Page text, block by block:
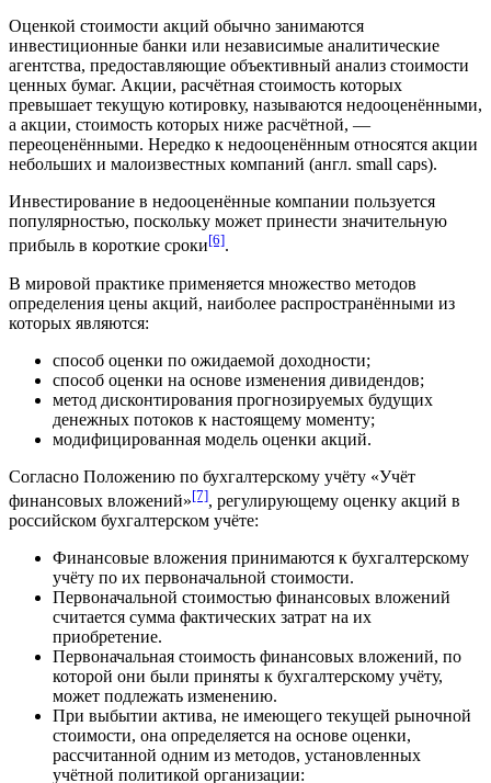
Оценкой стоимости акций обычно занимаются
инвестиционные банки или независимые аналитические
агентства, предоставляющие объективный анализ стоимости
ценных бумаг. Акции, расчётная стоимость которых
превышает текущую котировку, называются недооценёнными,
а акции, стоимость которых ниже расчётной, —
переоценёнными. Нередко к недооценённым относятся акции
небольших и малоизвестных компаний (англ. small caps).
Инвестирование в недооценённые компании пользуется
популярностью, поскольку может принести значительную
прибыль в короткие сроки[6].
В мировой практике применяется множество методов
определения цены акций, наиболее распространёнными из
которых являются:
способ оценки по ожидаемой доходности;
способ оценки на основе изменения дивидендов;
метод дисконтирования прогнозируемых будущих
денежных потоков к настоящему моменту;
модифицированная модель оценки акций.
Согласно Положению по бухгалтерскому учёту «Учёт
финансовых вложений»[7], регулирующему оценку акций в
российском бухгалтерском учёте:
Финансовые вложения принимаются к бухгалтерскому
учёту по их первоначальной стоимости.
Первоначальной стоимостью финансовых вложений
считается сумма фактических затрат на их
приобретение.
Первоначальная стоимость финансовых вложений, по
которой они были приняты к бухгалтерскому учёту,
может подлежать изменению.
При выбытии актива, не имеющего текущей рыночной
стоимости, она определяется на основе оценки,
рассчитанной одним из методов, установленных
учётной политикой организации: